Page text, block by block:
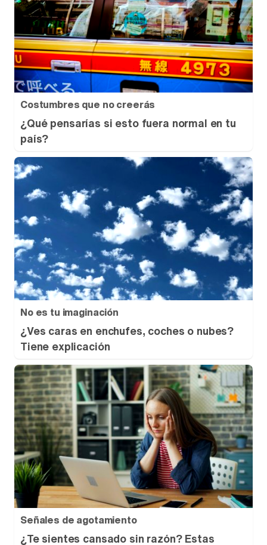
Costumbres que no creerás
¿Qué pensarías si esto fuera normal en tu
país?
No es tu imaginación
¿Ves caras en enchufes, coches o nubes?
Tiene explicación
Señales de agotamiento
¿Te sientes cansado sin razón? Estas